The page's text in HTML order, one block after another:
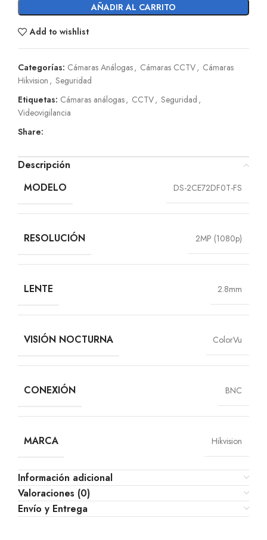
AÑADIR AL CARRITO
Add to wishlist
Categorías: Cámaras Análogas, Cámaras CCTV, Cámaras
Hikvision , Seguridad
Etiquetas: Cámaras análogas, CCTV, Seguridad ,
Videovigilancia
Share:
Descripción
MODELO
DS-2CE72DF0T-FS
RESOLUCIÓN 2MP (1080p)
LENTE 2.8mm
VISIÓN NOCTURNA ColorVu
CONEXIÓN BNC
MARCA Hikvision
Información adicional
Valoraciones (0)
Envío y Entrega